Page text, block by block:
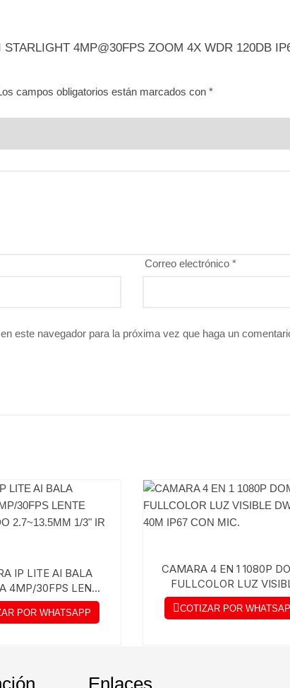
4MP@30FPS ZOOM 4X WDR 120DB
campos obligatorios están marcados con *
Correo electrónico *
este navegador para la próxima vez que haga un
IP LITE AI BALA
4MP/30FPS LENTE
2.7~13.5MM
IR 60M IP67
POR WHATSAPP
CAMARA 4 EN 1 1080P
FULLCOLOR LUZ
DWDR 40M IP67 CON
COTIZAR POR
Enlaces